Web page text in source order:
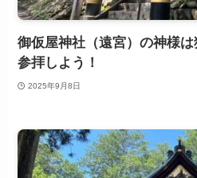
御仮屋神社（遠宮）の神様
参拝しよう！
2025年9月8日